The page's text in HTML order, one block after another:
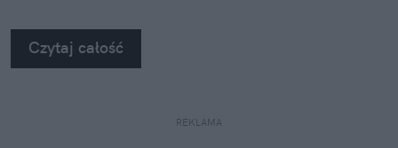
Czytaj całość
REKLAMA